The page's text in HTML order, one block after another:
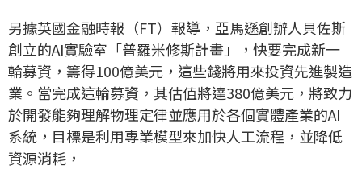
另據英國金融時報（FT）報導，亞馬遜創辦人貝佐斯
創立的AI實驗室「普羅米修斯計畫」，快要完成新一
輪募資，籌得100億美元，這些錢將用來投資先進製造
業。當完成這輪募資，其估值將達380億美元，將致力
於開發能夠理解物理定律並應用於各個實體產業的AI
系統，目標是利用專業模型來加快人工流程，並降低
資源消耗，